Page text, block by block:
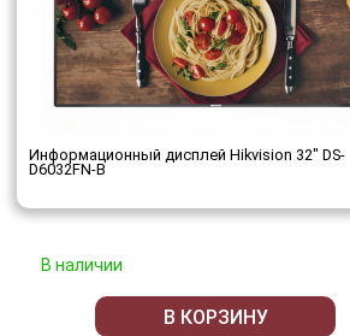
Информационный дисплей Hikvision 32" DS-
D6032FN-B
В наличии
В КОРЗИНУ